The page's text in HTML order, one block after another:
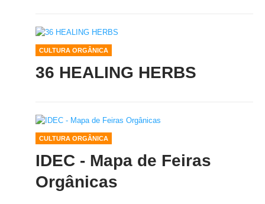
CULTURA ORGÂNICA
36 HEALING HERBS
CULTURA ORGÂNICA
IDEC - Mapa de Feiras
Orgânicas